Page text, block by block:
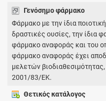
Γενόσημο φάρμακο
Φάρμακο με την ίδια
δραστικές ουσίες, την ίδια
φάρμακο αναφοράς και του
φάρμακο αναφοράς έχει
μελετών
2001/83/ΕΚ.
Θετικός κατάλογος